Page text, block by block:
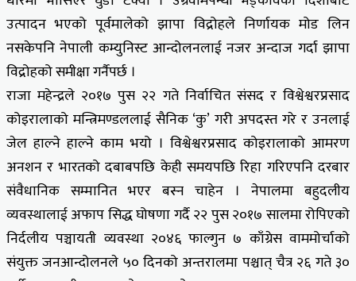
उत्पादन भएको पूर्वमालेको झापा विद्रोहले निर्णायक मोड लिन
नसकेपनि नेपाली कम्युनिस्ट आन्दोलनलाई नजर अन्दाज गर्दा झापा
विद्रोहको समीक्षा गर्नैपर्छ ।
राजा महेन्द्रले २०१७ पुस २२ गते निर्वाचित संसद र विश्वेश्वरप्रसाद
कोइरालाको मन्त्रिमण्डललाई सैनिक ‘कु’ गरी अपदस्त गरे र उनलाई
जेल हाल्ने हाल्ने काम भयो । विश्वेश्वरप्रसाद कोइरालाको आमरण
अनशन र भारतको दबाबपछि केही समयपछि रिहा गरिएपनि दरबार
संवैधानिक सम्मानित भएर बस्न चाहेन । नेपालमा बहुदलीय
व्यवस्थालाई अफाप सिद्ध घोषणा गर्दै २२ पुस २०१७ सालमा रोपिएको
निर्दलीय पञ्चायती व्यवस्था २०४६ फाल्गुन ७ काँग्रेस वाममोर्चाको
संयुक्त जनआन्दोलनले ५० दिनको अन्तरालमा पश्चात् चैत्र २६ गते ३०